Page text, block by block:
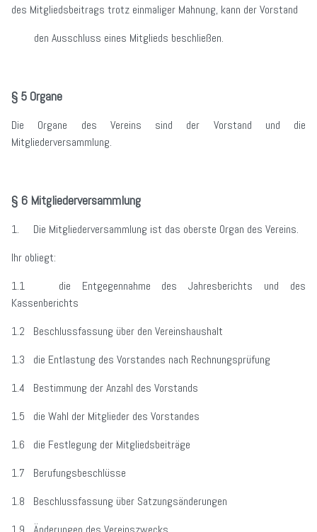
des Mitgliedsbeitrags trotz einmaliger Mahnung, kann der Vorstand
den Ausschluss eines Mitglieds beschließen.
§ 5 Organe
Die Organe des Vereins sind der Vorstand und die
Mitgliederversammlung.
§ 6 Mitgliederversammlung
1. Die Mitgliederversammlung ist das oberste Organ des Vereins.
Ihr obliegt:
1.1 die Entgegennahme des Jahresberichts und des
Kassenberichts
1.2 Beschlussfassung über den Vereinshaushalt
1.3 die Entlastung des Vorstandes nach Rechnungsprüfung
1.4 Bestimmung der Anzahl des Vorstands
1.5 die Wahl der Mitglieder des Vorstandes
1.6 die Festlegung der Mitgliedsbeiträge
1.7 Berufungsbeschlüsse
1.8 Beschlussfassung über Satzungsänderungen